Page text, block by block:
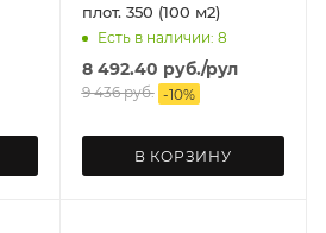
плот. 350 (100 м2)
Есть в наличии: 8
8 492.40 руб./рул
9 436руб. -10%
В КОРЗИНУ